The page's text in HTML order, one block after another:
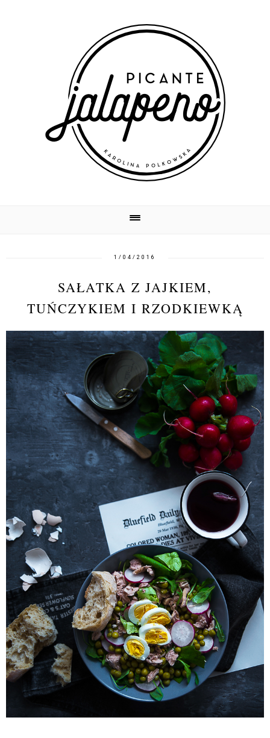
1/04/2016
SAŁATKA Z JAJKIEM,
TUŃCZYKIEM I RZODKIEWKĄ